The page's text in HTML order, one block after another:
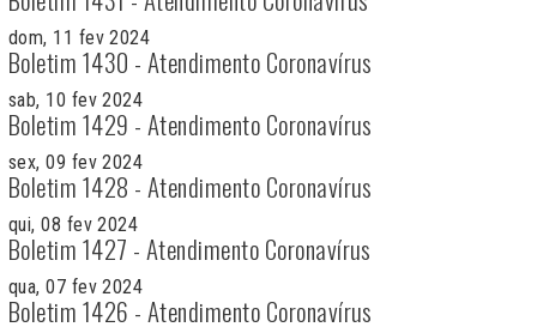
dom, 11 fev 2024
Boletim 1430 - Atendimento Coronavírus
sab, 10 fev 2024
Boletim 1429 - Atendimento Coronavírus
sex, 09 fev 2024
Boletim 1428 - Atendimento Coronavírus
qui, 08 fev 2024
Boletim 1427 - Atendimento Coronavírus
qua, 07 fev 2024
Boletim 1426 - Atendimento Coronavírus